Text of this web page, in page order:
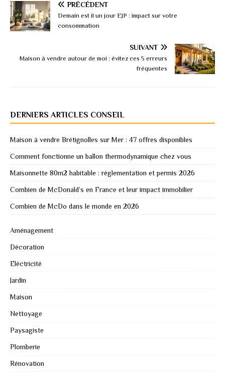
PRÉCÉDENT
Demain est il un jour EJP : impact sur votre
consommation
SUIVANT
Maison à vendre autour de moi : évitez ces 5 erreurs
fréquentes
DERNIERS ARTICLES CONSEIL
Maison à vendre Brétignolles sur Mer : 47 offres disponibles
Comment fonctionne un ballon thermodynamique chez vous
Maisonnette 80m2 habitable : réglementation et permis 2026
Combien de McDonald’s en France et leur impact immobilier
Combien de McDo dans le monde en 2026
Aménagement
Décoration
Eléctricité
Jardin
Maison
Nettoyage
Paysagiste
Plomberie
Rénovation